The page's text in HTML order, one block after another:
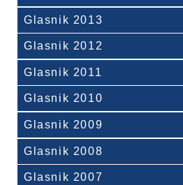
Glasnik 2013
Glasnik 2012
Glasnik 2011
Glasnik 2010
Glasnik 2009
Glasnik 2008
Glasnik 2007